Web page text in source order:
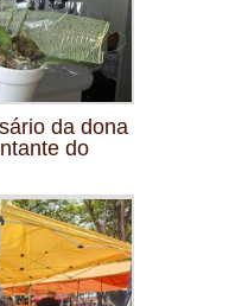
da dona
do